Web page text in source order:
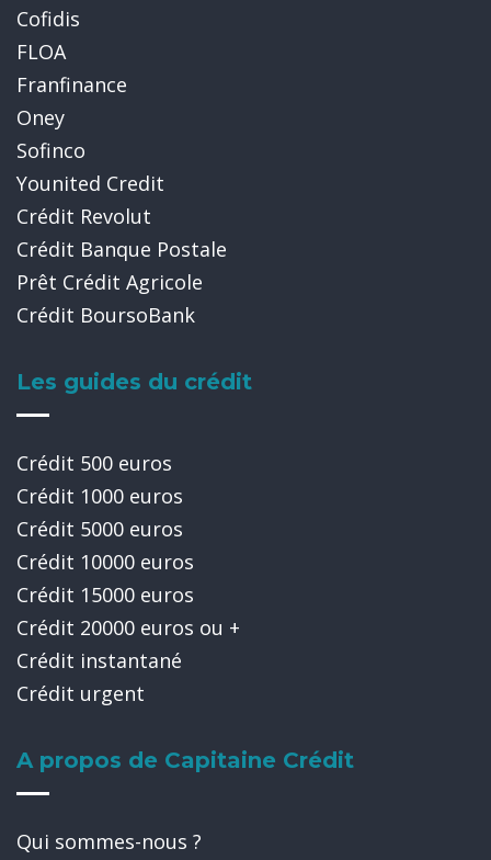
Cofidis
FLOA
Franfinance
Oney
Sofinco
Younited Credit
Crédit Revolut
Crédit Banque Postale
Prêt Crédit Agricole
Crédit BoursoBank
Les guides du crédit
Crédit 500 euros
Crédit 1000 euros
Crédit 5000 euros
Crédit 10000 euros
Crédit 15000 euros
Crédit 20000 euros ou +
Crédit instantané
Crédit urgent
A propos de Capitaine Crédit
Qui sommes-nous ?